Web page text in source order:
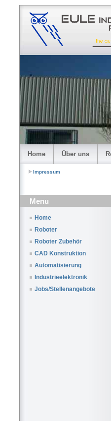
Home Über uns
Impressum
Menu
Home
Roboter
Roboter Zubehör
CAD Konstruktion
Automatisierung
Industrieelektronik
Jobs/Stellenangebote